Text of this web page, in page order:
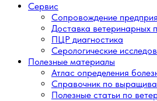
Сервис
Сопровождение
Доставка ветеринарных
ПЦР диагностика
Серологические
Полезные материалы
Атлас определения
Справочник по
Полезные статьи по